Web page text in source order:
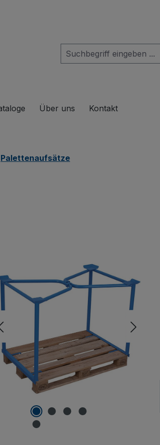
der Kategorie Produkte
Über uns Kontakt
Palettenaufsätze